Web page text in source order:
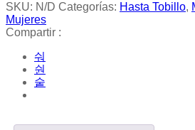
SKU: N/D Categorías: Hasta Tobillo,
Mujeres
Compartir :